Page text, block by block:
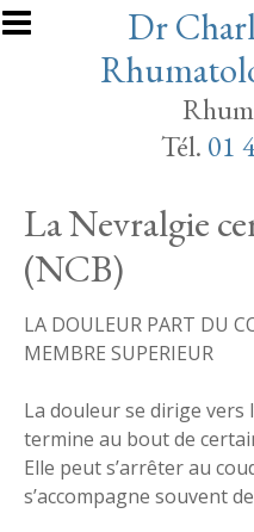
Aller au contenu principal
Dr
Tél. 01
La Nevralgie
(NCB)
LA DOULEUR PART DU
MEMBRE SUPERIEUR
La douleur se dirige vers
termine au bout de
Elle peut s’arrêter au
s’accompagne souvent